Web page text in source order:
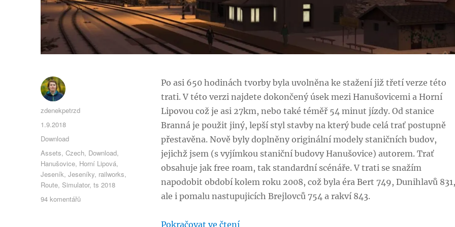
Po asi 650 hodinách tvorby byla uvolněna ke stažení již třetí verze této
trati. V této verzi najdete dokončený úsek mezi Hanušovicemi a Horní
Lipovou což je asi 27km, nebo také téměř 54 minut jízdy. Od stanice
Branná je použit jiný, lepší styl stavby na který bude celá trať postupně
přestavěna. Nově byly doplněny originální modely staničních budov,
jejichž jsem (s vyjímkou staniční budovy Hanušovice) autorem. Trať
obsahuje jak free roam, tak standardní scénáře. V trati se snažím
napodobit období kolem roku 2008, což byla éra Bert 749, Dunihlavů 831,
ale i pomalu nastupujicích Brejlovců 754 a rakví 843.
Pokračovat ve čtení„Třetí verze trati 292“
Autor:
zdenekpetrzd
Publikováno:
1.9.2018
Rubriky:
Download
Štítky:
Assets,Czech, Download,
Hanušovice, Horní Lipová,
Jeseník,Jeseníky, railworks,
Route,Simulator,ts 2018
94 komentářůu